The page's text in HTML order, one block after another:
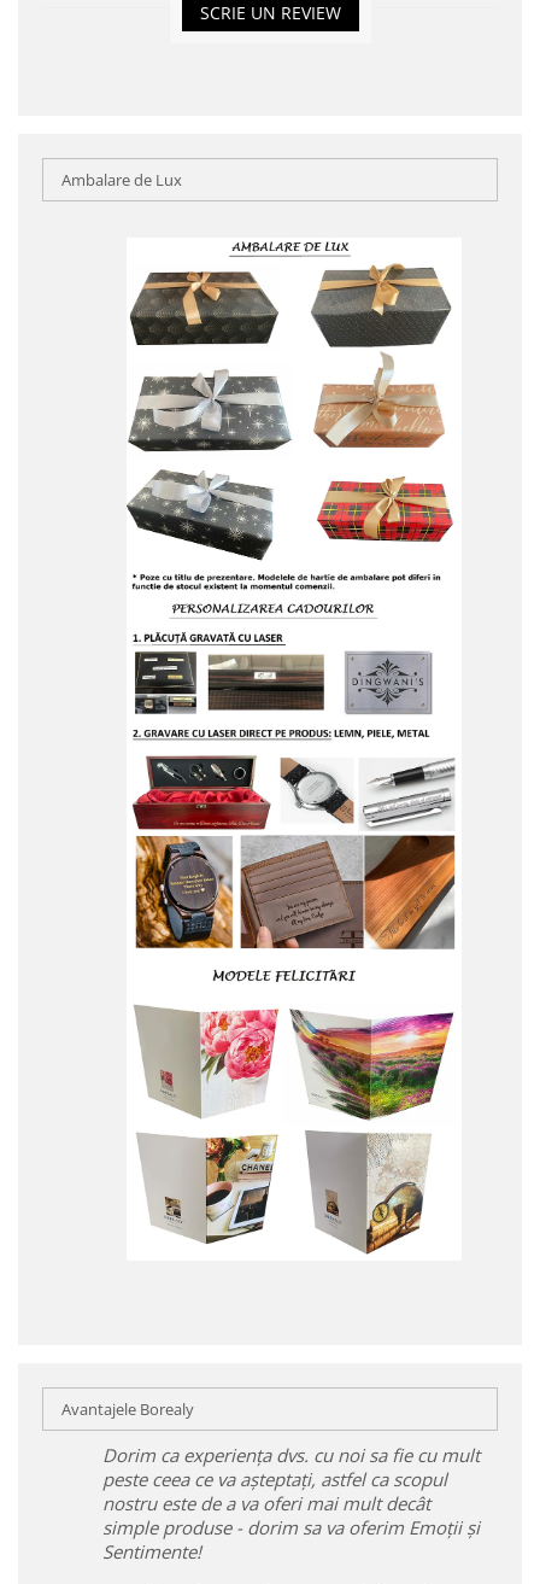
SCRIE UN REVIEW
Ambalare de Lux
Avantajele Borealy
Dorim ca experiența dvs. cu noi sa fie cu mult
peste ceea ce va așteptați, astfel ca scopul
nostru este de a va oferi mai mult decât
simple produse - dorim sa va oferim Emoții și
Sentimente!